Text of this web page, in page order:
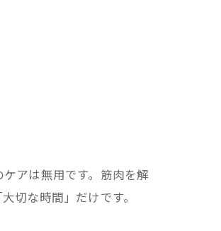
アは無用です。筋肉を解
切な時間」だけです。